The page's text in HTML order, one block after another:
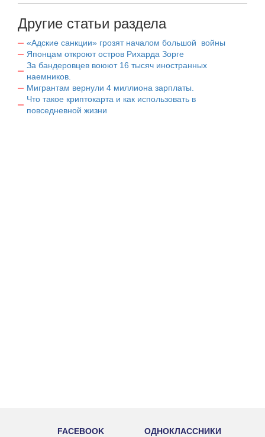
Другие статьи раздела
«Адские санкции» грозят началом большой войны
Японцам откроют остров Рихарда Зорге
За бандеровцев воюют 16 тысяч иностранных
наемников.
Мигрантам вернули 4 миллиона зарплаты.
Что такое криптокарта и как использовать в
повседневной жизни
FACEBOOK ОДНОКЛАССНИКИ